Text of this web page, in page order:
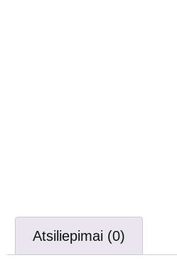
Atsiliepimai (0)